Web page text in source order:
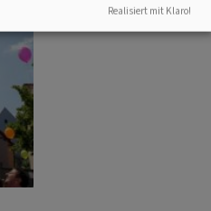
Realisiert mit Klaro!